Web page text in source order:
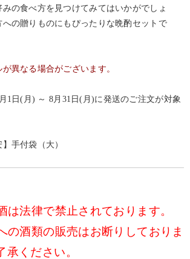
の食べ方を見つけてみてはいかがでしょ
への贈りものにもぴったりな晩酌セットで
異なる場合がございます。
1日(月) ～ 8月31日(月)に発送のご注文が対象
手付袋（大）
は法律で禁止されております。
の酒類の販売はお断りしておりま
承ください。